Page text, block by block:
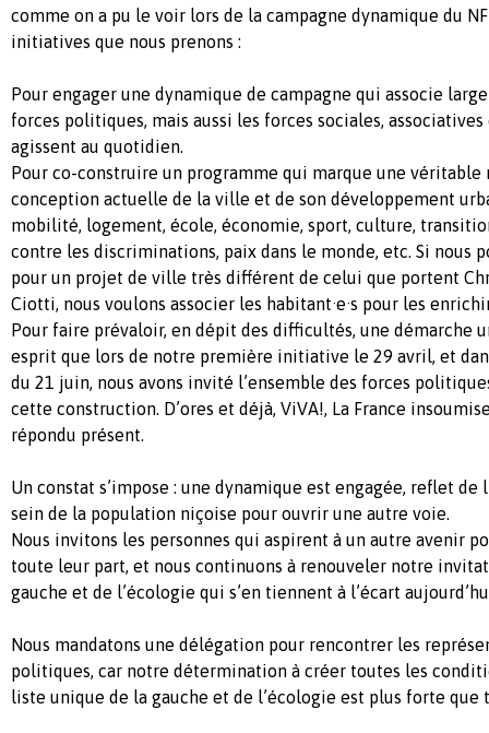
comme on a pu le voir lors de la campagne dynamique du
initiatives que nous prenons :
Pour engager une dynamique de campagne qui associe
forces politiques, mais aussi les forces sociales,
agissent au quotidien.
Pour co-construire un programme qui marque une véritable
conception actuelle de la ville et de son développement
mobilité, logement, école, économie, sport, culture,
contre les discriminations, paix dans le monde, etc. Si nous
pour un projet de ville très différent de celui que portent
Ciotti, nous voulons associer les habitant·e·s pour les
Pour faire prévaloir, en dépit des difficultés, une démarche
esprit que lors de notre première initiative le 29 avril, et
du 21 juin, nous avons invité l’ensemble des forces
cette construction. D’ores et déjà, ViVA!, La France
répondu présent.
Un constat s’impose : une dynamique est engagée, reflet de
sein de la population niçoise pour ouvrir une autre voie.
Nous invitons les personnes qui aspirent à un autre avenir
toute leur part, et nous continuons à renouveler notre
gauche et de l’écologie qui s’en tiennent à l’écart
Nous mandatons une délégation pour rencontrer les
politiques, car notre détermination à créer toutes les
liste unique de la gauche et de l’écologie est plus forte que